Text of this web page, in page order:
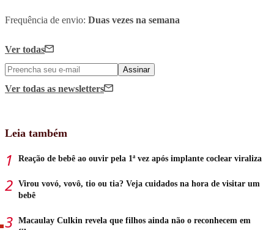
Frequência de envio: Duas vezes na semana
Ver todas
Assinar
Ver todas as newsletters
Leia também
Reação de bebê ao ouvir pela 1ª vez após implante coclear viraliza
Virou vovó, vovô, tio ou tia? Veja cuidados na hora de visitar um
bebê
Macaulay Culkin revela que filhos ainda não o reconhecem em